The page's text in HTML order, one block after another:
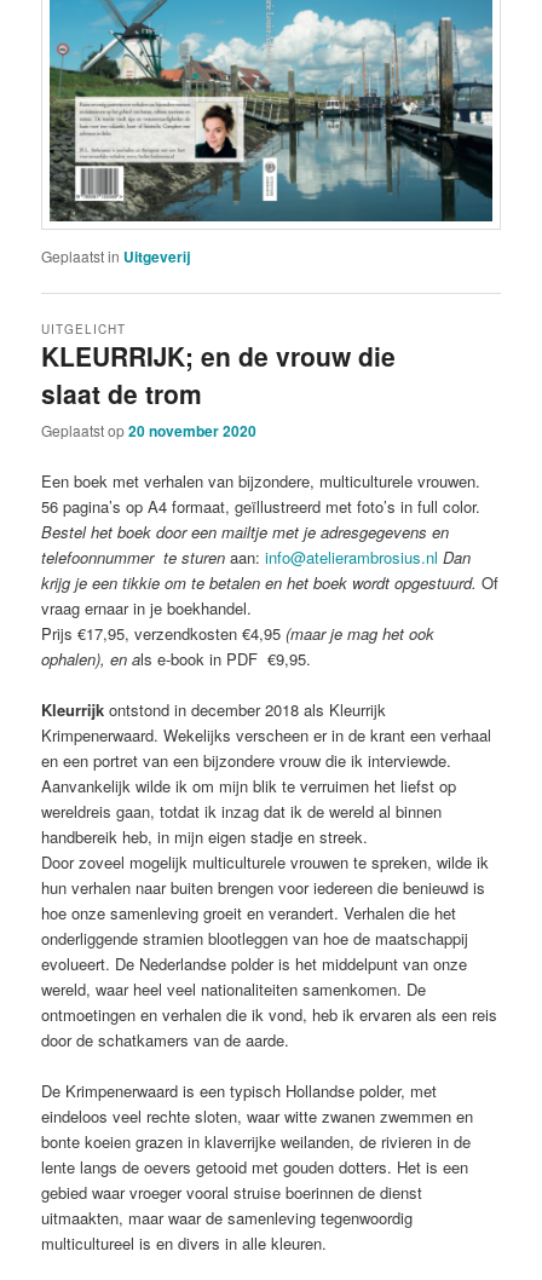
Geplaatst in Uitgeverij
KLEURRIJK; en de vrouw die
slaat de trom
UITGELICHT
Geplaatst op20 november 2020
Een boek met verhalen van bijzondere, multiculturele vrouwen.
56 pagina’s op A4 formaat, geïllustreerd met foto’s in full color.
Bestel het boek door een mailtje met je adresgegevens en
telefoonnummerte sturenaan:info@atelierambrosius.nlDan
krijg je een tikkie om te betalen en het boek wordt opgestuurd.Of
vraag ernaar in je boekhandel.
Prijs €17,95, verzendkosten €4,95(maar je mag het ook
ophalen), en als e-book in PDF €9,95.
Kleurrijk ontstond in december 2018 als Kleurrijk
Krimpenerwaard. Wekelijks verscheen er in de krant een verhaal
en een portret van een bijzondere vrouw die ik interviewde.
Aanvankelijk wilde ik om mijn blik te verruimen het liefst op
wereldreis gaan, totdat ik inzag dat ik de wereld al binnen
handbereik heb, in mijn eigen stadje en streek.
Door zoveel mogelijk multiculturele vrouwen te spreken, wilde ik
hun verhalen naar buiten brengen voor iedereen die benieuwd is
hoe onze samenleving groeit en verandert. Verhalen die het
onderliggende stramien blootleggen van hoe de maatschappij
evolueert. De Nederlandse polder is het middelpunt van onze
wereld, waar heel veel nationaliteiten samenkomen. De
ontmoetingen en verhalen die ik vond, heb ik ervaren als een reis
door de schatkamers van de aarde.
De Krimpenerwaard is een typisch Hollandse polder, met
eindeloos veel rechte sloten, waar witte zwanen zwemmen en
bonte koeien grazen in klaverrijke weilanden, de rivieren in de
lente langs de oevers getooid met gouden dotters. Het is een
gebied waar vroeger vooral struise boerinnen de dienst
uitmaakten, maar waar de samenleving tegenwoordig
multicultureel is en divers in alle kleuren.